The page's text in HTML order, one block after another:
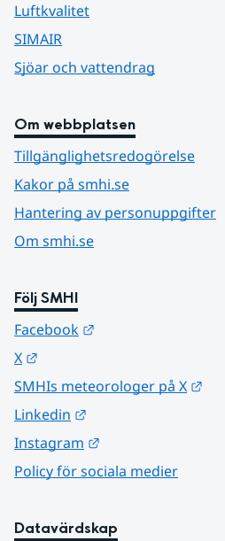
Luftkvalitet
SIMAIR
Sjöar och vattendrag
Om webbplatsen
Tillgänglighetsredogörelse
Kakor på smhi.se
Hantering av personuppgifter
Om smhi.se
Följ SMHI
Facebook
X
SMHIs meteorologer på X
Linkedin
Instagram
Policy för sociala medier
Datavärdskap